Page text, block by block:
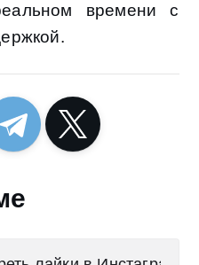
времени с